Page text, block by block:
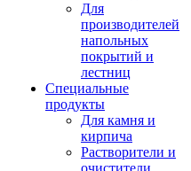
Для
производителей
напольных
покрытий и
лестниц
Специальные
продукты
Для камня и
кирпича
Растворители и
очистители